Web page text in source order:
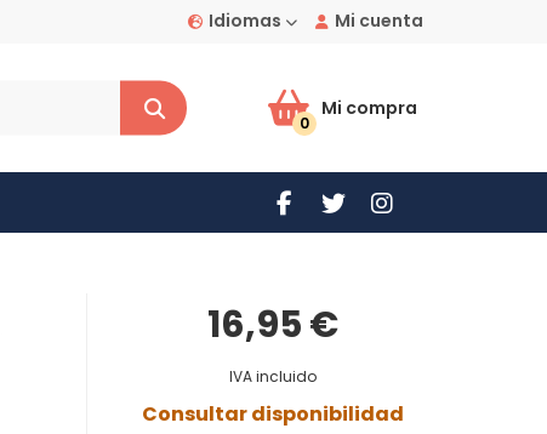
Mi cuenta
Idiomas
Mi compra
0
16,95 €
IVA incluido
Consultar disponibilidad